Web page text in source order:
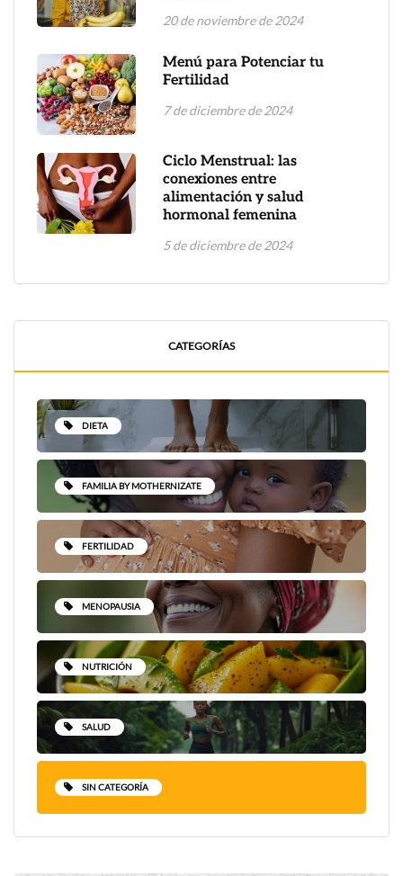
20 de noviembre de 2024
Menú para Potenciar tu
Fertilidad
7 de diciembre de 2024
Ciclo Menstrual: las
conexiones entre
alimentación y salud
hormonal femenina
5 de diciembre de 2024
CATEGORÍAS
DIETA
FAMILIA BY MOTHERNIZATE
FERTILIDAD
MENOPAUSIA
NUTRICIÓN
SALUD
SIN CATEGORÍA